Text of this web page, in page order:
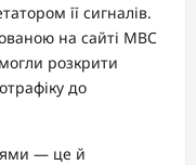
її сигналів.
на сайті МВС
розкрити
до
— це й